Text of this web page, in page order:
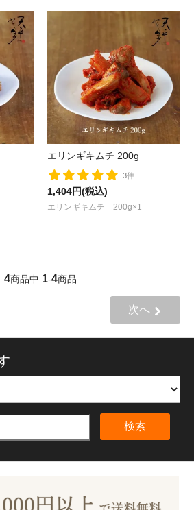
エリンギキムチ 200g
3件
1,404円(税込)
エリンギキムチ 200g×1
4商品中 1-4商品
次へ
検索